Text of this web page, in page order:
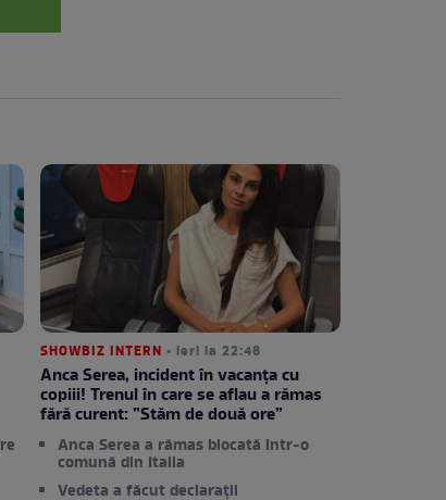
SHOWBIZ INTERN • ieri la 22:48
Anca Serea, incident în vacanța cu
copiii! Trenul în care se aflau a rămas
fără curent: ”Stăm de două ore”
Anca Serea a rămas blocată într-o
comună din Italia
Vedeta a făcut declarații